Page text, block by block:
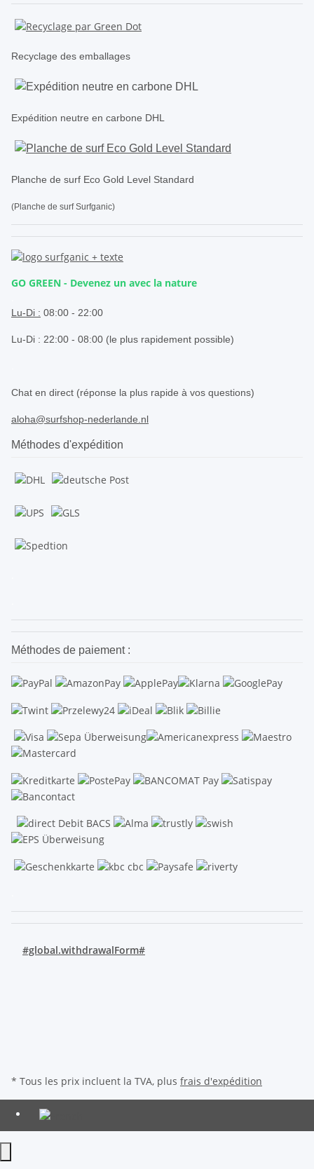
Recyclage des emballages
Expédition neutre en carbone DHL
Planche de surf Eco Gold Level Standard
(Planche de surf Surfganic)
GO GREEN - Devenez un avec la nature
Lu-Di : 08:00 - 22:00
Lu-Di : 22:00 - 08:00 (le plus rapidement possible)
Chat en direct (réponse la plus rapide à vos questions)
aloha@surfshop-nederlande.nl
Méthodes d'expédition
Méthodes de paiement :
#global.withdrawalForm#
* Tous les prix incluent la TVA, plus frais d'expédition